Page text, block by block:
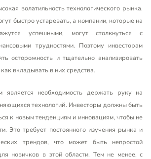
волатильность технологического рынка.
быстро устаревать, а компании, которые на
успешными, могут столкнуться с
трудностями. Поэтому инвесторам
осторожность и тщательно анализировать
вкладывать в них средства.
необходимость держать руку на
технологий. Инвесторы должны быть
к новым тенденциям и инновациям, чтобы не
Это требует постоянного изучения рынка и
трендов, что может быть непростой
новичков в этой области. Тем не менее, с